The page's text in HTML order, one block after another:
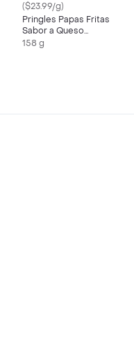
($23.99/g)
Pringles Papas Fritas
Sabor a Queso
Cheddar
158 g